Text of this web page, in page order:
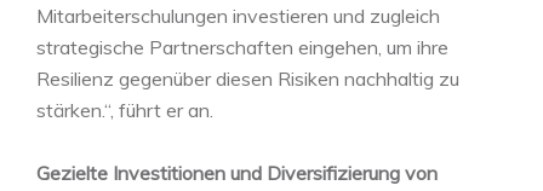
Mitarbeiterschulungen investieren und zugleich
strategische Partnerschaften eingehen, um ihre
Resilienz gegenüber diesen Risiken nachhaltig zu
stärken.“, führt er an.
Gezielte Investitionen und Diversifizierung von